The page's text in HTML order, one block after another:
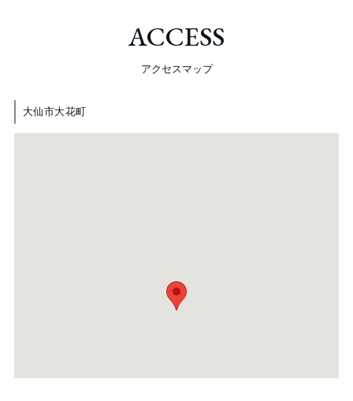
ACCESS
アクセスマップ
大仙市大花町